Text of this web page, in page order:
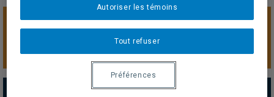
SOUTENIR LA CHAIRE
PARTENAIRES MAJEURS
Tout refuser
Autoriser les témoins
Préférences